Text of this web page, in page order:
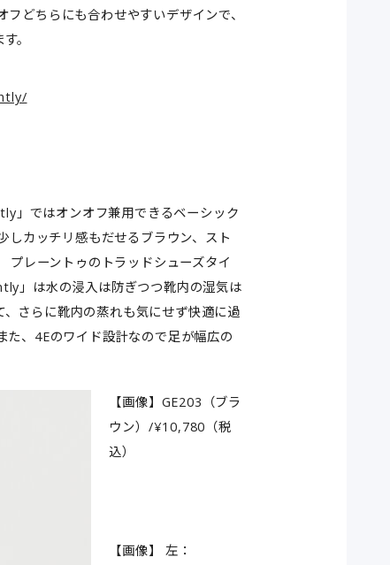
どちらにも合わせやすいデザインで、
。
」ではオンオフ兼用できるベーシック
しカッチリ感もだせるブラウン、スト
プレーントゥのトラッドシューズタイ
」は水の浸入は防ぎつつ靴内の湿気は
さらに靴内の蒸れも気にせず快適に過
、4Eのワイド設計なので足が幅広の
【画像】GE203（ブラ
ウン）/¥10,780（税
込）
【画像】 左：